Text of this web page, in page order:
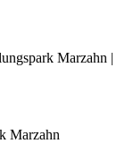
Marzahn